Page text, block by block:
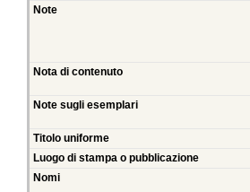
Note
Nota di contenuto
Note sugli esemplari
Titolo uniforme
Luogo di stampa o pubblicazione
Nomi